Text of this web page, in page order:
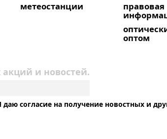
метеостанции
правовая
оптом
акций и новостей.
даю согласие на получение новостных и